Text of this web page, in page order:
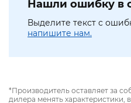
Нашли ошибку в
Выделите текст с
напишите нам.
*Производитель оставляет за
дилера менять